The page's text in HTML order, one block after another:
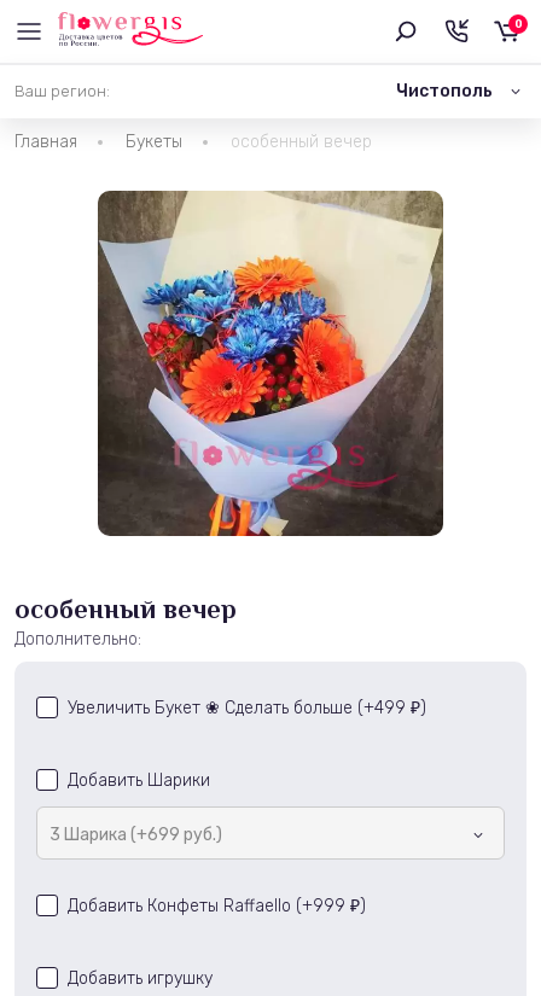
Ваш регион: Чистополь
0
Главная Букеты особенный вечер
особенный вечер
Дополнительно:
Увеличить Букет ❀ Сделать больше (+499 ₽ )
Добавить Шарики
3 Шарика (+699 руб.)
Добавить Конфеты Raffaello (+999 ₽ )
Добавить игрушку